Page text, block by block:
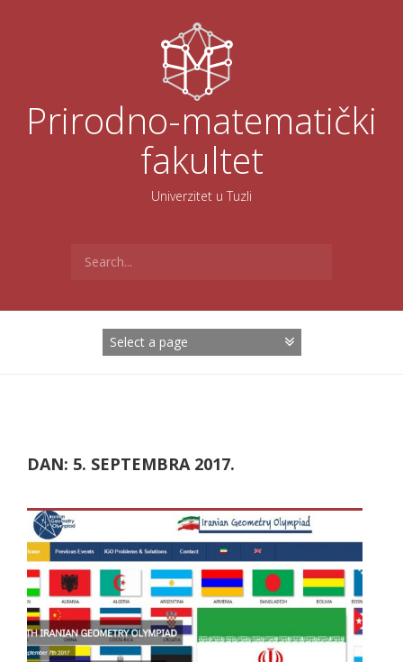
Prirodno-matematički
fakultet
Univerzitet u Tuzli
for:
DAN: 5. SEPTEMBRA 2017.